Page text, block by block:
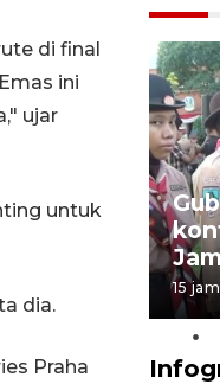
di final
ini
ujar
untuk
dia.
Praha
di
15